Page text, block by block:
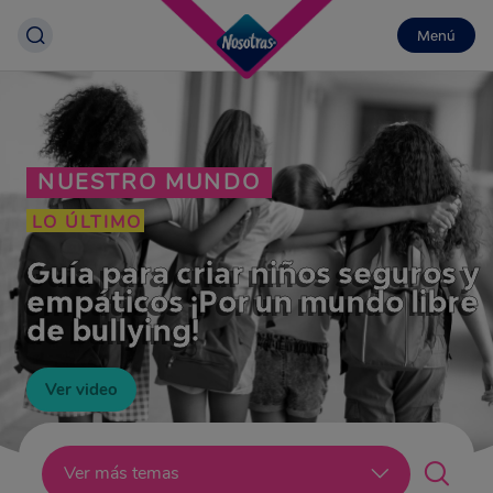
Menú
NUESTRO MUNDO
LO ÚLTIMO
Guía para criar niños seguros y
empáticos ¡Por un mundo libre
de bullying!
Ver video
Ver más temas
Lo último